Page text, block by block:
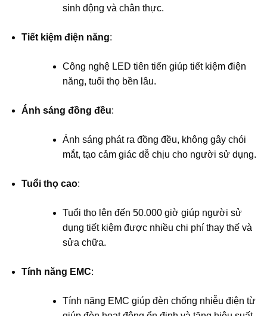
sinh động và chân thực.
Tiết kiệm điện năng:
Công nghệ LED tiên tiến giúp tiết kiệm điện
năng, tuổi thọ bền lâu.
Ánh sáng đồng đều:
Ánh sáng phát ra đồng đều, không gây chói
mắt, tạo cảm giác dễ chịu cho người sử dụng.
Tuổi thọ cao:
Tuổi thọ lên đến 50.000 giờ giúp người sử
dụng tiết kiệm được nhiều chi phí thay thế và
sửa chữa.
Tính năng EMC:
Tính năng EMC giúp đèn chống nhiễu điện từ